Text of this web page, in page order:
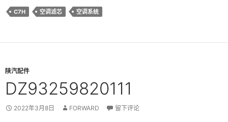
C7H 空调滤芯 空调系统
陕汽配件
DZ93259820111
2022年3月8日 FORWARD 留下评论